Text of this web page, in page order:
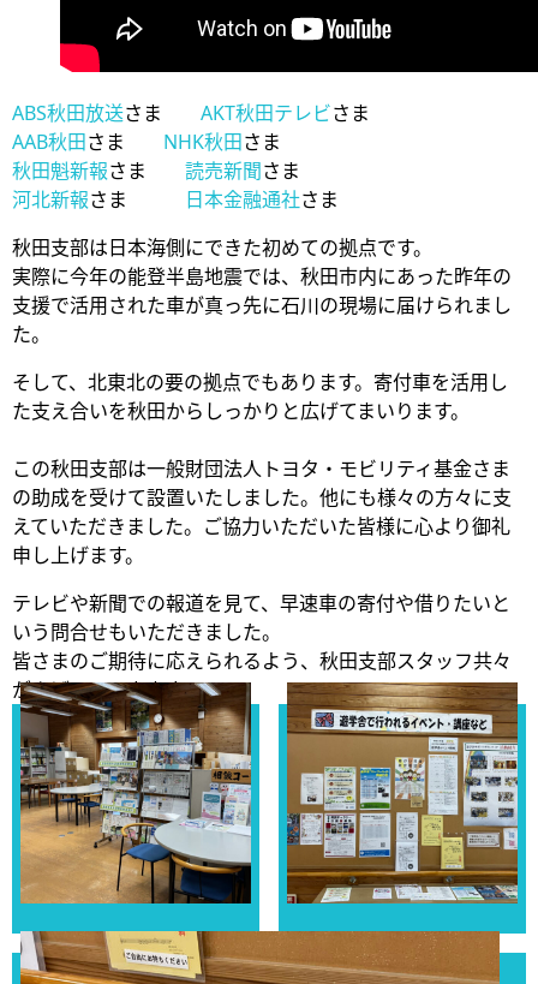
ABS秋田放送さま AKT秋田テレビさま
AAB秋田さま NHK秋田さま
秋田魁新報さま 読売新聞さま
河北新報さま 日本金融通社さま
秋田支部は日本海側にできた初めての拠点です。
実際に今年の能登半島地震では、秋田市内にあった昨年の
支援で活用された車が真っ先に石川の現場に届けられまし
た。
そして、北東北の要の拠点でもあります。寄付車を活用し
た支え合いを秋田からしっかりと広げてまいります。
この秋田支部は一般財団法人トヨタ・モビリティ基金さま
の助成を受けて設置いたしました。他にも様々の方々に支
えていただきました。ご協力いただいた皆様に心より御礼
申し上げます。
テレビや新聞での報道を見て、早速車の寄付や借りたいと
いう問合せもいただきました。
皆さまのご期待に応えられるよう、秋田支部スタッフ共々
がんばっていきます。